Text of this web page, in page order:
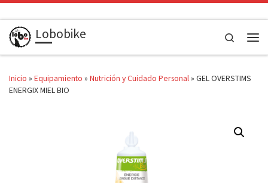
Saltar al contenido
Lobobike
Search
Inicio » Equipamiento » Nutrición y Cuidado Personal» GEL OVERSTIMS
ENERGIX MIEL BIO